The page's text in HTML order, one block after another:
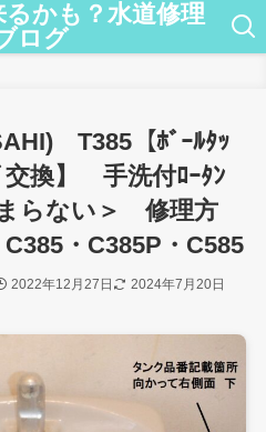
かも？水道修理
ログ
T385【ﾎﾞｰﾙﾀｯ
交換】 手洗付ﾛｰﾀﾝ
らない＞ 修理方
・C385P・C585
2022年12月27日 2024年7月20日